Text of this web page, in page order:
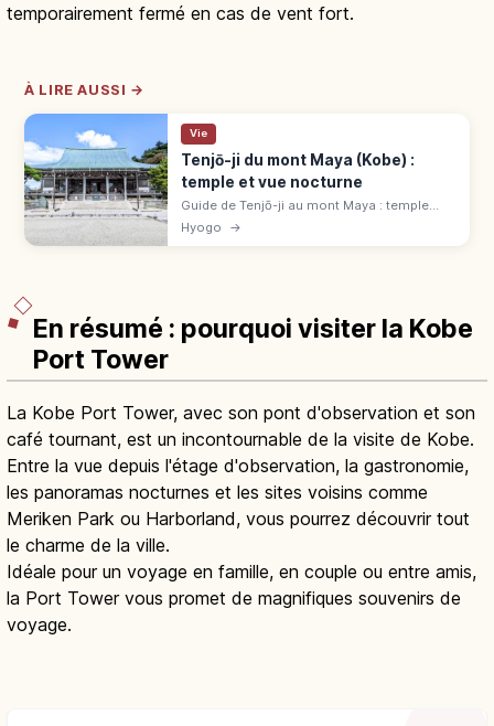
temporairement fermé en cas de vent fort.
À LIRE AUSSI →
Vie
Tenjō-ji du mont Maya (Kobe) :
temple et vue nocturne
Guide de Tenjō-ji au mont Maya : temple
Shingon, accès par Maya Viewline et vue
nocturne depuis Kikuseidai, réputée parmi
Hyogo →
En résumé : pourquoi visiter la Kobe
Port Tower
La Kobe Port Tower, avec son pont d'observation et son
café tournant, est un incontournable de la visite de Kobe.
Entre la vue depuis l'étage d'observation, la gastronomie,
les panoramas nocturnes et les sites voisins comme
Meriken Park ou Harborland, vous pourrez découvrir tout
le charme de la ville.
Idéale pour un voyage en famille, en couple ou entre amis,
la Port Tower vous promet de magnifiques souvenirs de
voyage.